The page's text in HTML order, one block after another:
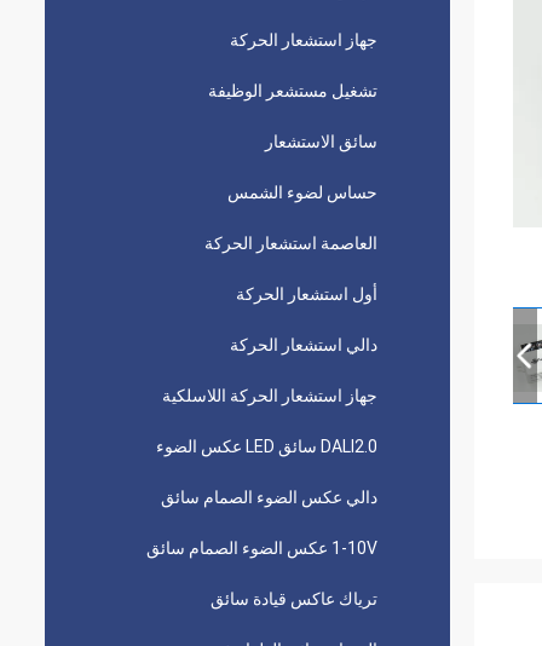
جهاز استشعار الحركة
تشغيل مستشعر الوظيفة
سائق الاستشعار
حساس لضوء الشمس
العاصمة استشعار الحركة
أول استشعار الحركة
دالي استشعار الحركة
جهاز استشعار الحركة اللاسلكية
DALI2.0 سائق LED عكس الضوء
دالي عكس الضوء الصمام سائق
1-10V عكس الضوء الصمام سائق
ترياك عاكس قيادة سائق